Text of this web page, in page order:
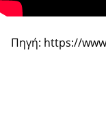
Πηγή: https://